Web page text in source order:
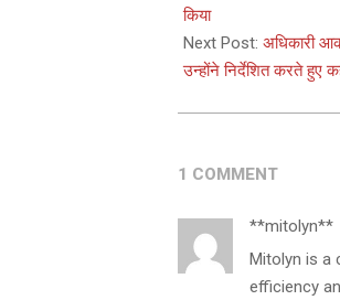
18
किया
Next Post: अधिकारी
उन्होंने निर्देशित करते हुए
1 COMMENT
**mitolyn**
Mitolyn is a
efficiency